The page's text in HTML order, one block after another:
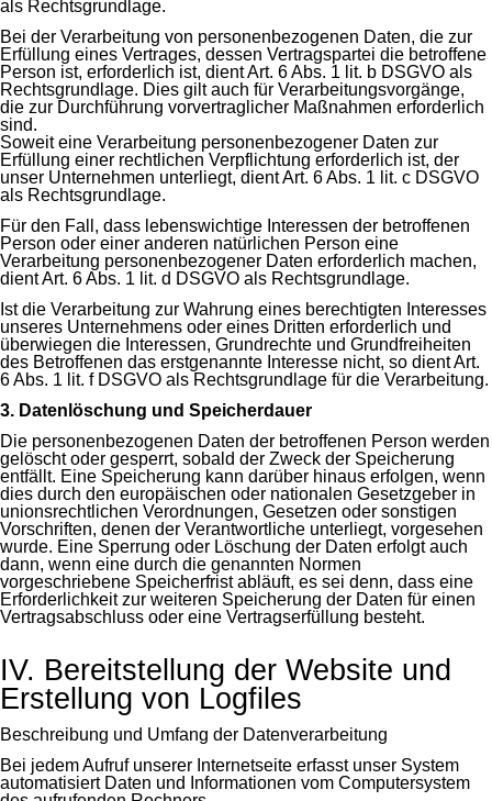
als Rechtsgrundlage.
Bei der Verarbeitung von personenbezogenen Daten, die zur
Erfüllung eines Vertrages, dessen Vertragspartei die betroffene
Person ist, erforderlich ist, dient Art. 6 Abs. 1 lit. b DSGVO als
Rechtsgrundlage. Dies gilt auch für Verarbeitungsvorgänge,
die zur Durchführung vorvertraglicher Maßnahmen erforderlich
sind.
Soweit eine Verarbeitung personenbezogener Daten zur
Erfüllung einer rechtlichen Verpflichtung erforderlich ist, der
unser Unternehmen unterliegt, dient Art. 6 Abs. 1 lit. c DSGVO
als Rechtsgrundlage.
Für den Fall, dass lebenswichtige Interessen der betroffenen
Person oder einer anderen natürlichen Person eine
Verarbeitung personenbezogener Daten erforderlich machen,
dient Art. 6 Abs. 1 lit. d DSGVO als Rechtsgrundlage.
Ist die Verarbeitung zur Wahrung eines berechtigten Interesses
unseres Unternehmens oder eines Dritten erforderlich und
überwiegen die Interessen, Grundrechte und Grundfreiheiten
des Betroffenen das erstgenannte Interesse nicht, so dient Art.
6 Abs. 1 lit. f DSGVO als Rechtsgrundlage für die Verarbeitung.
3. Datenlöschung und Speicherdauer
Die personenbezogenen Daten der betroffenen Person werden
gelöscht oder gesperrt, sobald der Zweck der Speicherung
entfällt. Eine Speicherung kann darüber hinaus erfolgen, wenn
dies durch den europäischen oder nationalen Gesetzgeber in
unionsrechtlichen Verordnungen, Gesetzen oder sonstigen
Vorschriften, denen der Verantwortliche unterliegt, vorgesehen
wurde. Eine Sperrung oder Löschung der Daten erfolgt auch
dann, wenn eine durch die genannten Normen
vorgeschriebene Speicherfrist abläuft, es sei denn, dass eine
Erforderlichkeit zur weiteren Speicherung der Daten für einen
Vertragsabschluss oder eine Vertragserfüllung besteht.
IV. Bereitstellung der Website und
Erstellung von Logfiles
Beschreibung und Umfang der Datenverarbeitung
Bei jedem Aufruf unserer Internetseite erfasst unser System
automatisiert Daten und Informationen vom Computersystem